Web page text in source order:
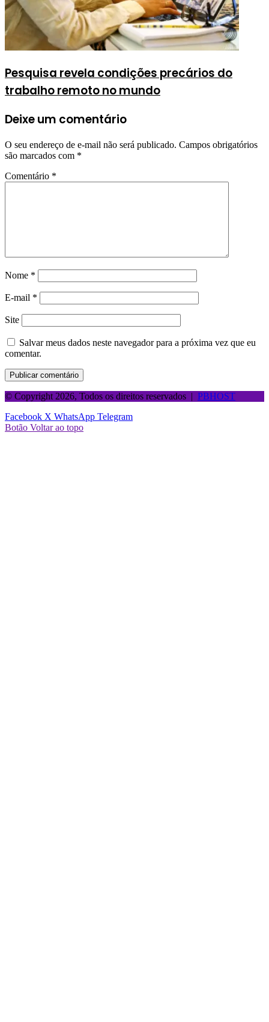
Pesquisa revela condições precários do
trabalho remoto no mundo
Deixe um comentário
O seu endereço de e-mail não será publicado. Campos obrigatórios
são marcados com *
Comentário *
Nome *
E-mail *
Site
Salvar meus dados neste navegador para a próxima vez que eu
comentar.
© Copyright 2026, Todos os direitos reservados | PBHOST
Facebook X WhatsApp Telegram
Botão Voltar ao topo